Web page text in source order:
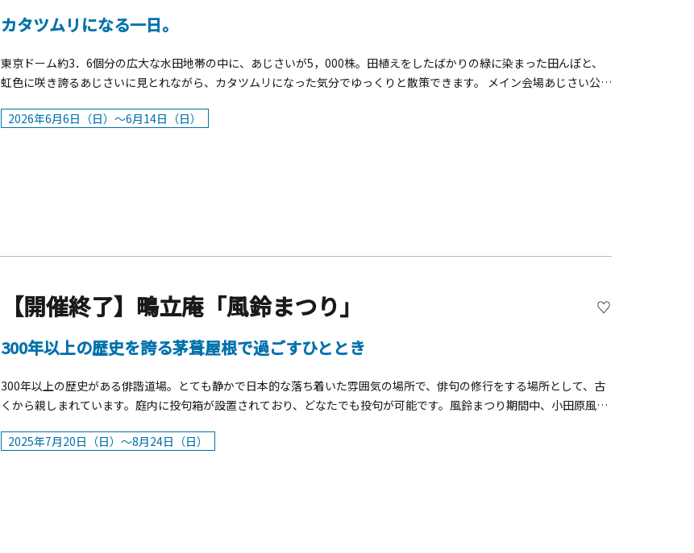
カタツムリになる一日。
東京ドーム約3．6個分の広大な水田地帯の中に、あじさいが5，000株。田植えをしたばかりの緑に染まった田んぼと、
虹色に咲き誇るあじさいに見とれながら、カタツムリになった気分でゆっくりと散策できます。 メイン会場あじさい公園
開催期間：2026年6月6日（土）～6月14日（日）会場：開成町「あじさいの里」主催：開成町あじさいまつり実行委員会
2026年6月6日（日）～6月14日（日）
【開催終了】鴫立庵「風鈴まつり」
300年以上の歴史を誇る茅葺屋根で過ごすひととき
300年以上の歴史がある俳諧道場。とても静かで日本的な落ち着いた雰囲気の場所で、俳句の修行をする場所として、古
くから親しまれています。庭内に投句箱が設置されており、どなたでも投句が可能です。風鈴まつり期間中、小田原風鈴
間：2025年7月20日（日）～8月24日（日）■開庵時間：9 :00～16 :00風鈴まつり期間中のイベント7月26日（土）10:00
2025年7月20日（日）～8月24日（日）